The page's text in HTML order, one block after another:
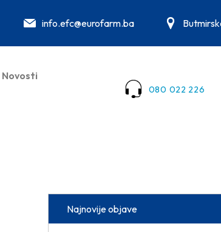
info.efc@eurofarm.ba
Novosti
080 022 226
Najnovije objave